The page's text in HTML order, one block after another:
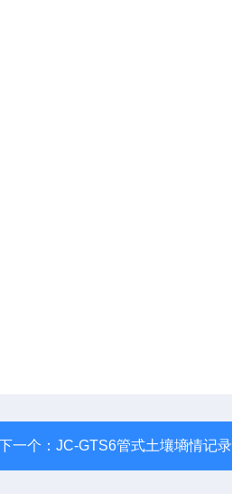
一个： JC-GTS6管式土壤墒情记